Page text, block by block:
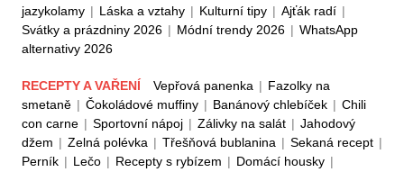
jazykolamy | Láska a vztahy | Kulturní tipy | Ajťák radí |
Svátky a prázdniny 2026 | Módní trendy 2026 | WhatsApp
alternativy 2026
RECEPTY A VAŘENÍ Vepřová panenka | Fazolky na
smetaně | Čokoládové muffiny | Banánový chlebíček | Chili
con carne | Sportovní nápoj | Zálivky na salát | Jahodový
džem | Zelná polévka | Třešňová bublanina | Sekaná recept |
Perník | Lečo | Recepty s rybízem | Domácí housky |